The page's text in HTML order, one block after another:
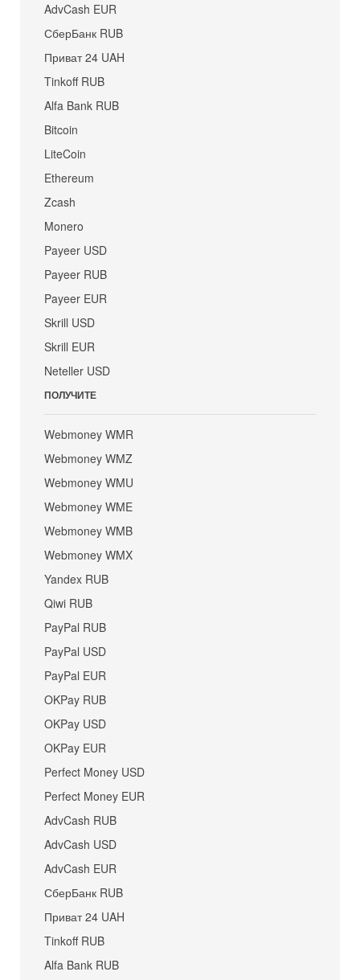
AdvCash EUR
СберБанк RUB
Приват 24 UAH
Tinkoff RUB
Alfa Bank RUB
Bitcoin
LiteCoin
Ethereum
Zcash
Monero
Payeer USD
Payeer RUB
Payeer EUR
Skrill USD
Skrill EUR
Neteller USD
ПОЛУЧИТЕ
Webmoney WMR
Webmoney WMZ
Webmoney WMU
Webmoney WME
Webmoney WMB
Webmoney WMX
Yandex RUB
Qiwi RUB
PayPal RUB
PayPal USD
PayPal EUR
OKPay RUB
OKPay USD
OKPay EUR
Perfect Money USD
Perfect Money EUR
AdvCash RUB
AdvCash USD
AdvCash EUR
СберБанк RUB
Приват 24 UAH
Tinkoff RUB
Alfa Bank RUB